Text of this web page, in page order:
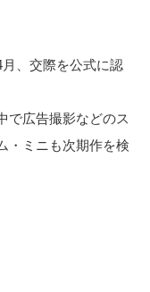
、交際を公式に認
で広告撮影などのス
・ミニも次期作を検